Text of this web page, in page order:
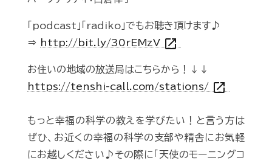
「podcast」「radiko」でもお聴き頂けます♪
⇒
http://bit.ly/30rEMzV open_in_new
お住いの地域の放送局はこちらから！↓↓
https://tenshi-call.com/stations/ open_in_new
もっと幸福の科学の教えを学びたい！と言う方は
ぜひ、お近くの幸福の科学の支部や精舎にお気軽
にお越しください♪その際に「天使のモーニングコ